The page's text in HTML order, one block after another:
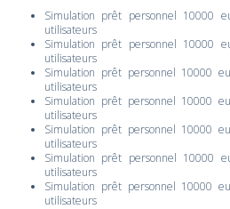
Simulation prêt personnel 10000
utilisateurs
Simulation prêt personnel 10000
utilisateurs
Simulation prêt personnel 10000
utilisateurs
Simulation prêt personnel 10000
utilisateurs
Simulation prêt personnel 10000
utilisateurs
Simulation prêt personnel 10000
utilisateurs
Simulation prêt personnel 10000
utilisateurs